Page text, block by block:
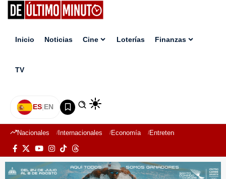
Inicio Noticias Cine Loterías Finanzas
TV
ES|EN
Nacionales Internacionales Economía Entretenimiento